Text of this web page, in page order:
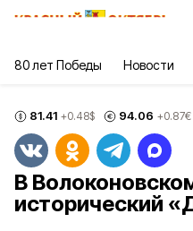
80 лет Победы Новости
81.41 +0.48$ 94.06 +0.87€
В
исторический